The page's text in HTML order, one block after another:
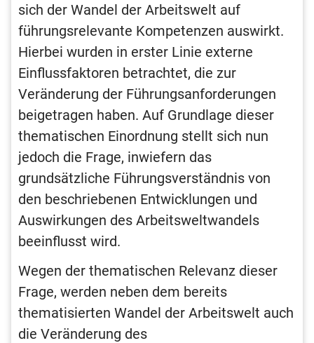
sich der Wandel der Arbeitswelt auf
führungsrelevante Kompetenzen auswirkt.
Hierbei wurden in erster Linie externe
Einflussfaktoren betrachtet, die zur
Veränderung der Führungsanforderungen
beigetragen haben. Auf Grundlage dieser
thematischen Einordnung stellt sich nun
jedoch die Frage, inwiefern das
grundsätzliche Führungsverständnis von
den beschriebenen Entwicklungen und
Auswirkungen des Arbeitsweltwandels
beeinflusst wird.
Wegen der thematischen Relevanz dieser
Frage, werden neben dem bereits
thematisierten Wandel der Arbeitswelt auch
die Veränderung des